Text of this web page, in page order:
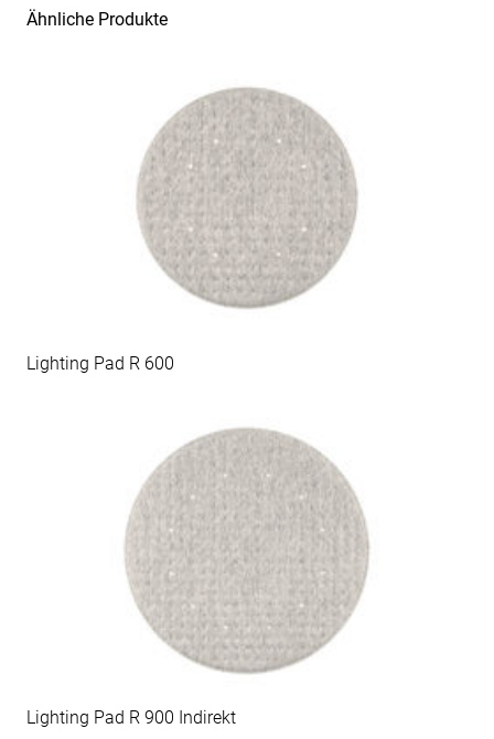
Ähnliche Produkte
Lighting Pad R 600
Lighting Pad R 900 Indirekt